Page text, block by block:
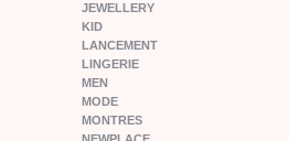
JEWELLERY
KID
LANCEMENT
LINGERIE
MEN
MODE
MONTRES